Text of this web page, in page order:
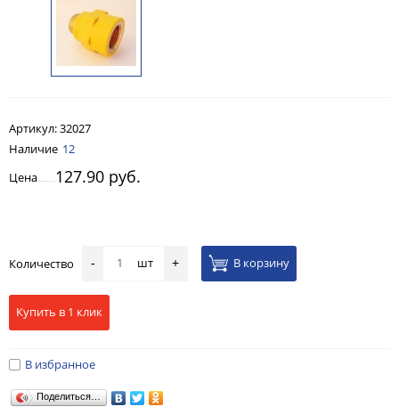
Артикул:32027
Наличие 12
Цена
127.90 руб.
Количество - шт + В корзину
Купить в 1 клик
В избранное
Поделиться…